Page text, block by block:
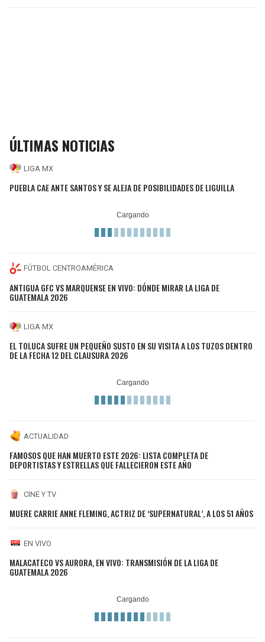
ÚLTIMAS NOTICIAS
LIGA MX
PUEBLA CAE ANTE SANTOS Y SE ALEJA DE POSIBILIDADES DE LIGUILLA
FÚTBOL CENTROAMÉRICA
ANTIGUA GFC VS MARQUENSE EN VIVO: DÓNDE MIRAR LA LIGA DE
GUATEMALA 2026
LIGA MX
EL TOLUCA SUFRE UN PEQUEÑO SUSTO EN SU VISITA A LOS TUZOS DENTRO
DE LA FECHA 12 DEL CLAUSURA 2026
ACTUALIDAD
FAMOSOS QUE HAN MUERTO ESTE 2026: LISTA COMPLETA DE
DEPORTISTAS Y ESTRELLAS QUE FALLECIERON ESTE AÑO
CINE Y TV
MUERE CARRIE ANNE FLEMING, ACTRIZ DE ‘SUPERNATURAL’, A LOS 51 AÑOS
EN VIVO
MALACATECO VS AURORA, EN VIVO: TRANSMISIÓN DE LA LIGA DE
GUATEMALA 2026